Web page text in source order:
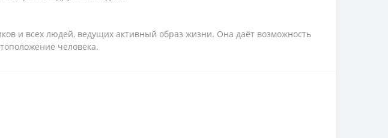
и всех людей, ведущих активный образ жизни. Она даёт возможность
человека.